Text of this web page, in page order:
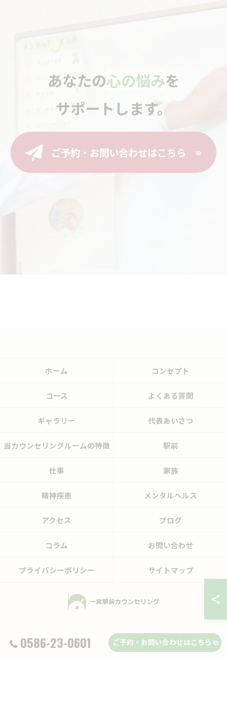
あなたの心の悩みを
サポートします。
ご予約・お問い合わせはこちら
0586-23-0601 ご予約・お問い合わせはこちら
ホーム コンセプト
コース よくある質問
ギャラリー 代表あいさつ
当カウンセリングルームの特徴 駅前
仕事 家族
精神疾患 メンタルヘルス
アクセス ブログ
コラム お問い合わせ
プライバシーポリシー サイトマップ
© 2026 愛知県一宮市のカウンセリングなら一宮駅前カウンセリング ALL RIGHTS
RESERVED.